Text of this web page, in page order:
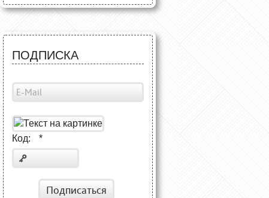
ПОДПИСКА
Код: *
Подписаться